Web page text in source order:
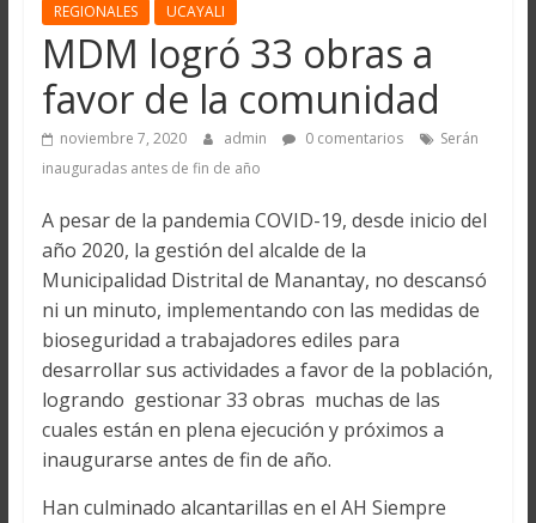
REGIONALES UCAYALI
MDM logró 33 obras a
favor de la comunidad
noviembre 7, 2020 admin 0 comentarios
Serán
inauguradas antes de fin de año
A pesar de la pandemia COVID-19, desde inicio del
año 2020, la gestión del alcalde de la
Municipalidad Distrital de Manantay, no descansó
ni un minuto, implementando con las medidas de
bioseguridad a trabajadores ediles para
desarrollar sus actividades a favor de la población,
logrando gestionar 33 obras muchas de las
cuales están en plena ejecución y próximos a
inaugurarse antes de fin de año.
Han culminado alcantarillas en el AH Siempre